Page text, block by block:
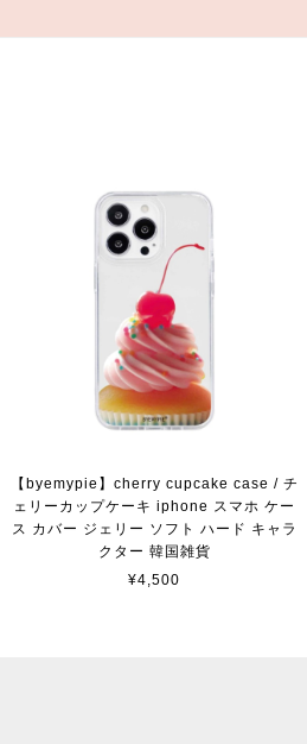
【byemypie】cherry cupcake case / チ
ェリーカップケーキ iphone スマホ ケー
ス カバー ジェリー ソフト ハード キャラ
クター 韓国雑貨
¥4,500